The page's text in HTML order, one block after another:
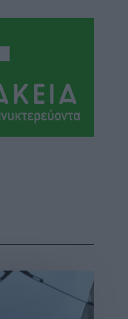
Ελλάδας και
με